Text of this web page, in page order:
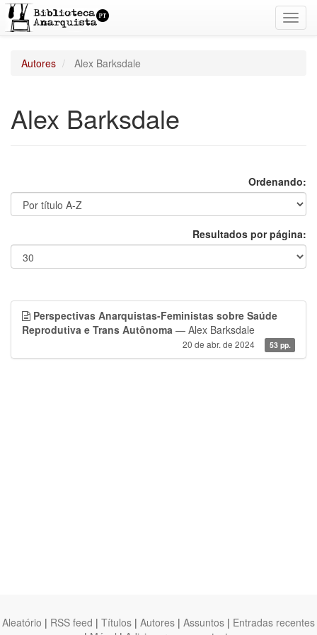
Autores Alex Barksdale
Alex Barksdale
Ordenando:
Resultados por página:
Perspectivas Anarquistas-Feministas sobre Saúde
Reprodutiva e Trans Autônoma — Alex Barksdale
20 de abr. de 2024 53 pp.
Aleatório | RSS feed | Títulos | Autores | Assuntos | Entradas recentes